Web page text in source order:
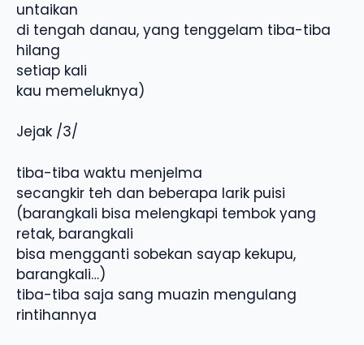
untaikan
di tengah danau, yang tenggelam tiba-tiba
hilang
setiap kali
kau memeluknya)
Jejak /3/
tiba-tiba waktu menjelma
secangkir teh dan beberapa larik puisi
(barangkali bisa melengkapi tembok yang
retak, barangkali
bisa mengganti sobekan sayap kekupu,
barangkali…)
tiba-tiba saja sang muazin mengulang
rintihannya